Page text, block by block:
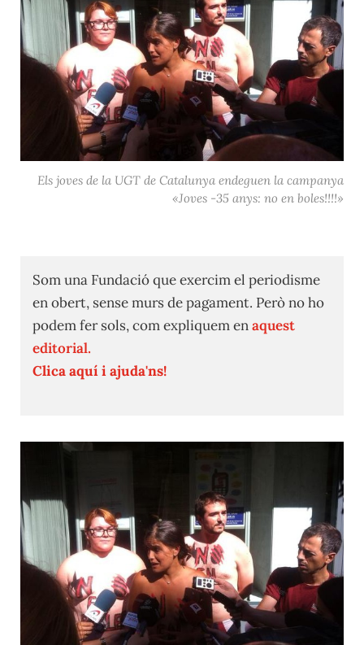
Els joves de la UGT de Catalunya endeguen la campanya
«Joves -35 anys: no en boles!!!!»
Som una Fundació que exercim el periodisme
en obert, sense murs de pagament. Però no ho
podem fer sols, com expliquem enaquest
editorial.
Clica aquí i ajuda'ns!